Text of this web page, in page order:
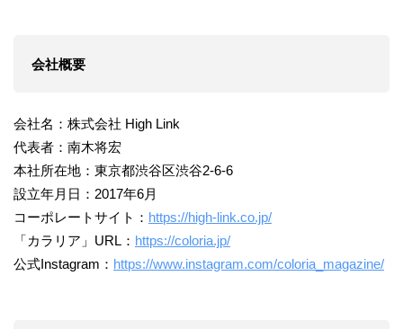
会社概要
会社名：株式会社 High Link
代表者：南木将宏
本社所在地：東京都渋谷区渋谷2-6-6
設立年月日：2017年6月
コーポレートサイト： https://high-link.co.jp/
「カラリア」URL： https://coloria.jp/
公式Instagram： https://www.instagram.com/coloria_magazine/